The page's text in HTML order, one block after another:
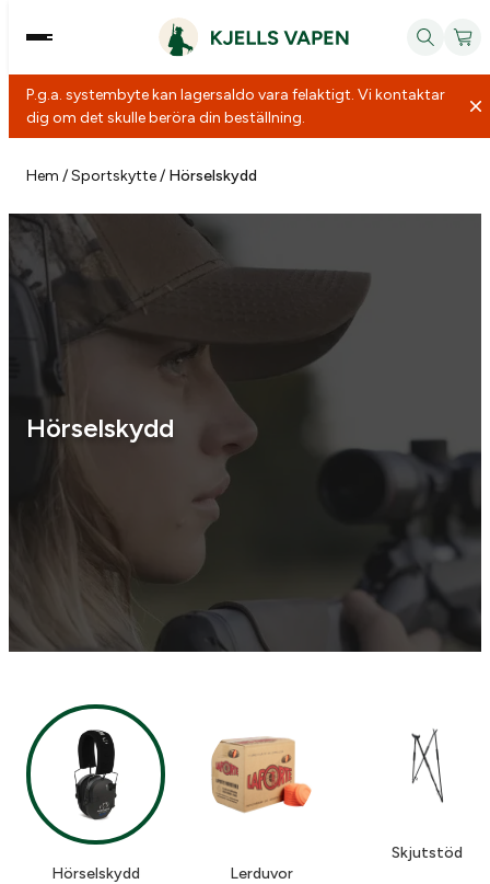
P.g.a. systembyte kan lagersaldo vara felaktigt. Vi kontaktar
dig om det skulle beröra din beställning.
Hem /Sportskytte/ Hörselskydd
Hörselskydd
Hörselskydd Lerduvor
Skjutstöd